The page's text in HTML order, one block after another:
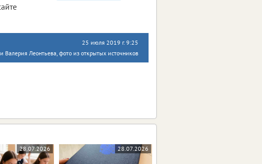
25 июля 2019 г. 9:25
Валерия Леонтьева, фото из открытых источников
28.07.2026 28.07.2026